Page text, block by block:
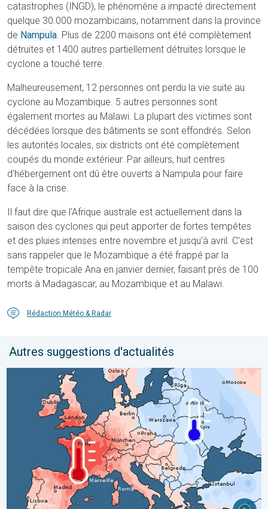
catastrophes (INGD), le phénomène a impacté directement
quelque 30.000 mozambicains, notamment dans la province
de Nampula. Plus de 2200 maisons ont été complètement
détruites et 1400 autres partiellement détruites lorsque le
cyclone a touché terre.
Malheureusement, 12 personnes ont perdu la vie suite au
cyclone au Mozambique. 5 autres personnes sont
également mortes au Malawi. La plupart des victimes sont
décédées lorsque des bâtiments se sont effondrés. Selon
les autorités locales, six districts ont été complètement
coupés du monde extérieur. Par ailleurs, huit centres
d'hébergement ont dû être ouverts à Nampula pour faire
face à la crise.
Il faut dire que l'Afrique australe est actuellement dans la
saison des cyclones qui peut apporter de fortes tempêtes
et des pluies intenses entre novembre et jusqu'à avril. C'est
sans rappeler que le Mozambique a été frappé par la
tempête tropicale Ana en janvier dernier, faisant près de 100
morts à Madagascar, au Mozambique et au Malawi.
Rédaction Météo & Radar
Autres suggestions d'actualités
Grands contrastes météo en juillet. En Europe. . . lundi 3 août